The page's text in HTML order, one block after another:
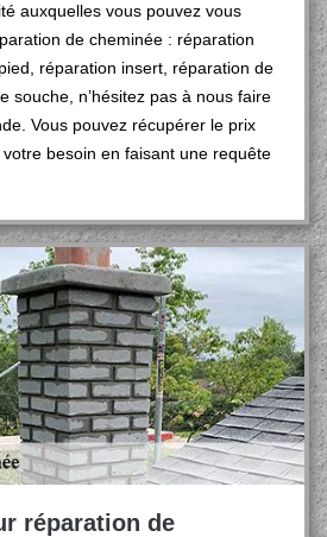
auxquelles vous pouvez vous
de cheminée : réparation
réparation insert, réparation de
souche, n’hésitez pas à nous faire
Vous pouvez récupérer le prix
besoin en faisant une requête
réparation de